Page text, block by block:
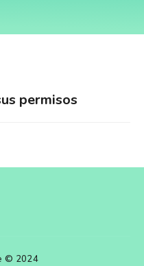
permisos
© 2024